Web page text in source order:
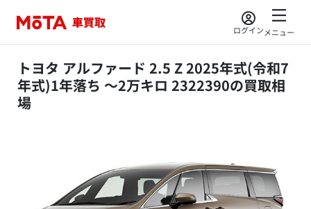
ログインメニュー
トヨタ アルファード 2.5 Z 2025年式(令和7
年式)1年落ち ～2万キロ 2322390の買取相
場